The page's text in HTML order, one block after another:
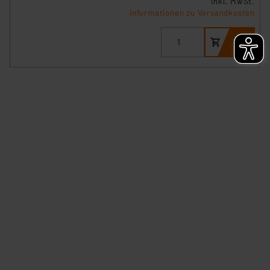
personenbezogene Daten in
Überwachungsprogrammen verarbeiten, ohne dass
hiergegen Klagemöglichkeiten für Europäer bestehen.
Informationen zu Versandkosten